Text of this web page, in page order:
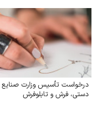
درخواست تأسیس وزارت صنایع
دستی، فرش و تابلوفرش